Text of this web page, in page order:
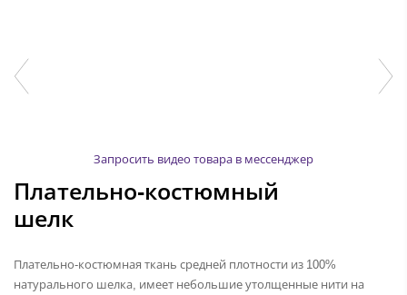
Запросить видео товара в мессенджер
Плательно-костюмный
шелк
Плательно-костюмная ткань средней плотности из 100%
натурального шелка, имеет небольшие утолщенные нити на